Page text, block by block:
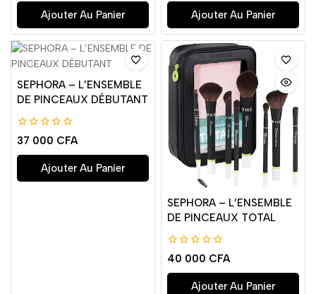
5
Ajouter Au Panier
5
Ajouter Au Panier
SEPHORA – L’ENSEMBLE
DE PINCEAUX DÉBUTANT
0
de
5
37 000 CFA
Ajouter Au Panier
SEPHORA – L’ENSEMBLE
DE PINCEAUX TOTAL
0
de
5
40 000 CFA
Ajouter Au Panier